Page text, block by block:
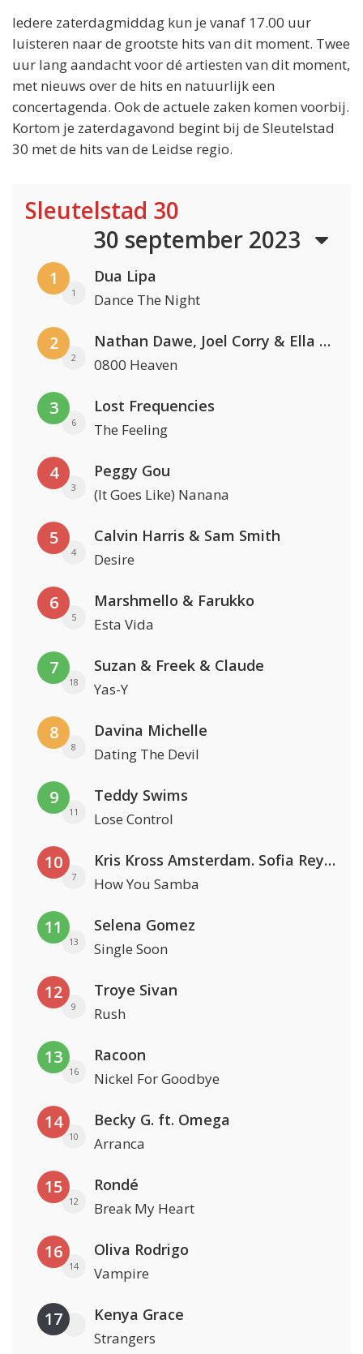
Iedere zaterdagmiddag kun je vanaf 17.00 uur
luisteren naar de grootste hits van dit moment. Twee
uur lang aandacht voor dé artiesten van dit moment,
met nieuws over de hits en natuurlijk een
concertagenda. Ook de actuele zaken komen voorbij.
Kortom je zaterdagavond begint bij de Sleutelstad
30 met de hits van de Leidse regio.
Sleutelstad 30
30 september 2023
1
1
Dua Lipa
Dance The Night
2
2
Nathan Dawe, Joel Corry & Ella Henderson
0800 Heaven
3
6
Lost Frequencies
The Feeling
4
3
Peggy Gou
(It Goes Like) Nanana
5
4
Calvin Harris & Sam Smith
Desire
6
5
Marshmello & Farukko
Esta Vida
7
18
Suzan & Freek & Claude
Yas-Y
8
8
Davina Michelle
Dating The Devil
9
11
Teddy Swims
Lose Control
10
7
Kris Kross Amsterdam. Sofia Reyes & Tinie Tempah
How You Samba
11
13
Selena Gomez
Single Soon
12
9
Troye Sivan
Rush
13
16
Racoon
Nickel For Goodbye
14
10
Becky G. ft. Omega
Arranca
15
12
Rondé
Break My Heart
16
14
Oliva Rodrigo
Vampire
17 Kenya Grace
Strangers